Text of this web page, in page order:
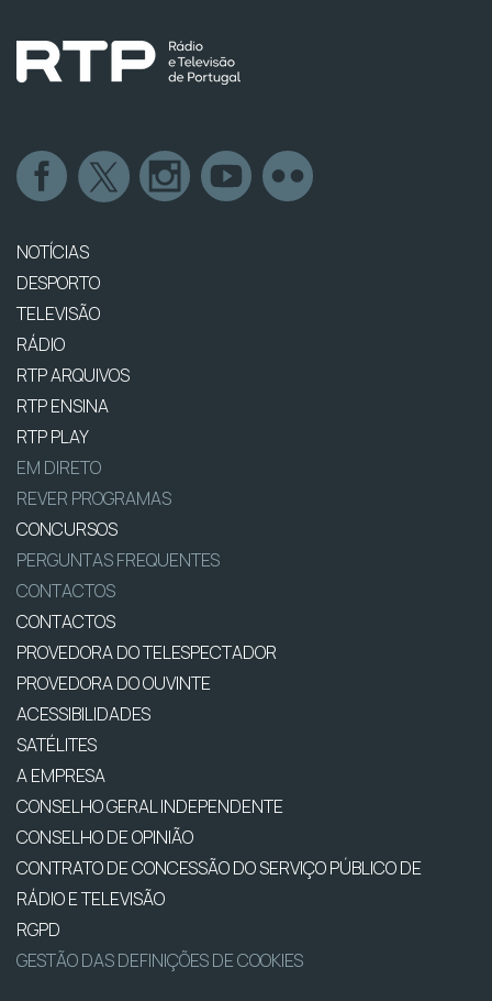
NOTÍCIAS
DESPORTO
TELEVISÃO
RÁDIO
RTP ARQUIVOS
RTP ENSINA
RTP PLAY
EM DIRETO
REVER PROGRAMAS
CONCURSOS
PERGUNTAS FREQUENTES
CONTACTOS
CONTACTOS
PROVEDORA DO TELESPECTADOR
PROVEDORA DO OUVINTE
ACESSIBILIDADES
SATÉLITES
A EMPRESA
CONSELHO GERAL INDEPENDENTE
CONSELHO DE OPINIÃO
CONTRATO DE CONCESSÃO DO SERVIÇO PÚBLICO DE
RÁDIO E TELEVISÃO
RGPD
GESTÃO DAS DEFINIÇÕES DE COOKIES